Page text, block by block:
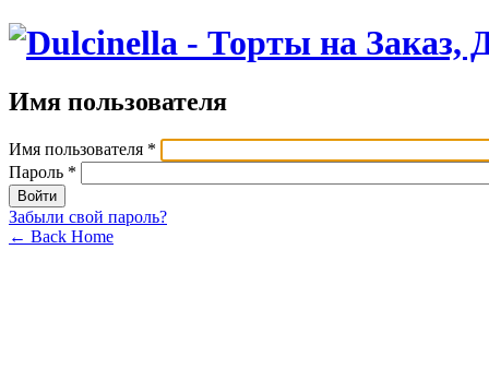
Имя пользователя
Имя пользователя *
Пароль *
Забыли свой пароль?
← Back Home